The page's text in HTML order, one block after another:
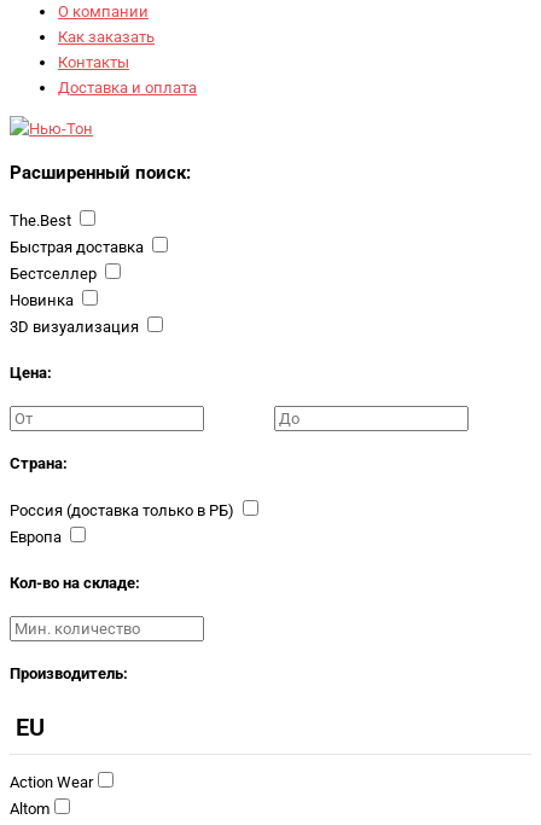
О компании
Как заказать
Контакты
Доставка и оплата
Расширенный поиск:
The.Best
Быстрая доставка
Бестселлер
Новинка
3D визуализация
Цена:
Страна:
Россия (доставка только в РБ)
Европа
Кол-во на складе:
Производитель:
EU
Action Wear
Altom